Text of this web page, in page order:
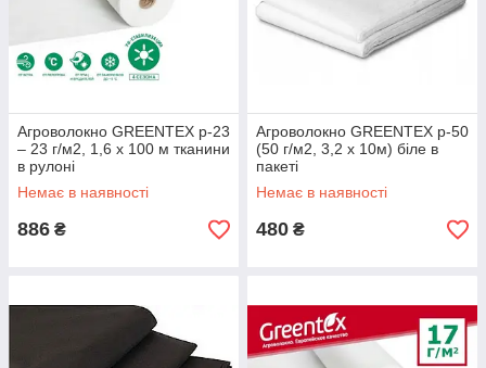
Агроволокно GREENTEX p-23
– 23 г/м2, 1,6 x 100 м тканини
в рулоні
Немає в наявності
886 ₴
Агроволокно GREENTEX p-50
(50 г/м2, 3,2 x 10м) біле в
пакеті
Немає в наявності
480 ₴